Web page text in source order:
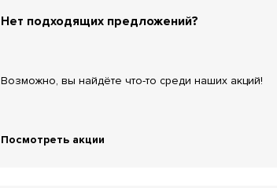
Нет подходящих предложений?
Возможно, вы найдёте что-то среди наших акций!
Посмотреть акции